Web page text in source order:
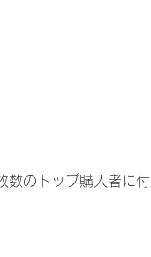
数のトップ購入者に付